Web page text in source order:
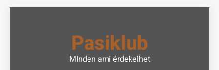
Pasiklub
MInden ami érdekelhet